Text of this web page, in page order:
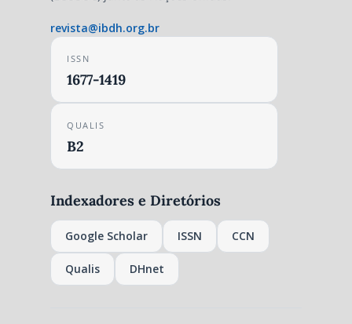
revista@ibdh.org.br
ISSN
1677-1419
QUALIS
B2
Indexadores e Diretórios
Google Scholar ISSN CCN
Qualis DHnet